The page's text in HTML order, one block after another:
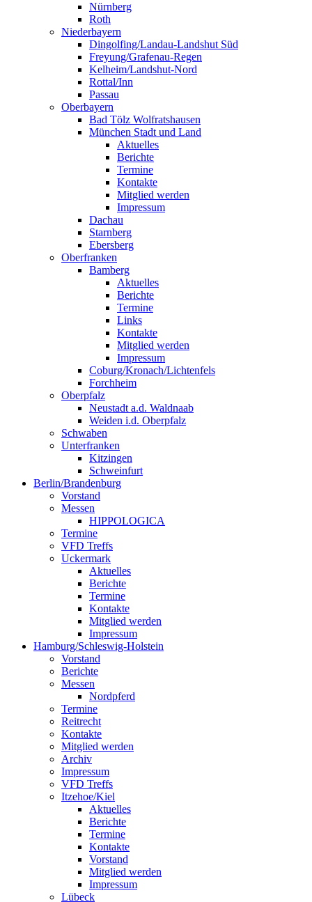
Nürnberg
Roth
Niederbayern
Dingolfing/Landau-Landshut Süd
Freyung/Grafenau-Regen
Kelheim/Landshut-Nord
Rottal/Inn
Passau
Oberbayern
Bad Tölz Wolfratshausen
München Stadt und Land
Aktuelles
Berichte
Termine
Kontakte
Mitglied werden
Impressum
Dachau
Starnberg
Ebersberg
Oberfranken
Bamberg
Aktuelles
Berichte
Termine
Links
Kontakte
Mitglied werden
Impressum
Coburg/Kronach/Lichtenfels
Forchheim
Oberpfalz
Neustadt a.d. Waldnaab
Weiden i.d. Oberpfalz
Schwaben
Unterfranken
Kitzingen
Schweinfurt
Berlin/Brandenburg
Vorstand
Messen
HIPPOLOGICA
Termine
VFD Treffs
Uckermark
Aktuelles
Berichte
Termine
Kontakte
Mitglied werden
Impressum
Hamburg/Schleswig-Holstein
Vorstand
Berichte
Messen
Nordpferd
Termine
Reitrecht
Kontakte
Mitglied werden
Archiv
Impressum
VFD Treffs
Itzehoe/Kiel
Aktuelles
Berichte
Termine
Kontakte
Vorstand
Mitglied werden
Impressum
Lübeck